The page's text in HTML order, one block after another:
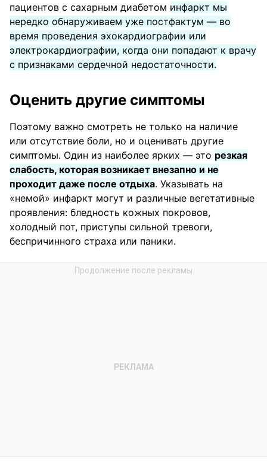
пациентов с сахарным диабетом инфаркт мы
нередко обнаруживаем уже постфактум — во
время проведения эхокардиографии или
электрокардиографии, когда они попадают к врачу
с признаками сердечной недостаточности.
Оценить другие симптомы
Поэтому важно смотреть не только на наличие
или отсутствие боли, но и оценивать другие
симптомы. Один из наиболее ярких — это резкая
слабость, которая возникает внезапно и не
проходит даже после отдыха. Указывать на
«немой» инфаркт могут и различные вегетативные
проявления: бледность кожных покровов,
холодный пот, приступы сильной тревоги,
беспричинного страха или паники.